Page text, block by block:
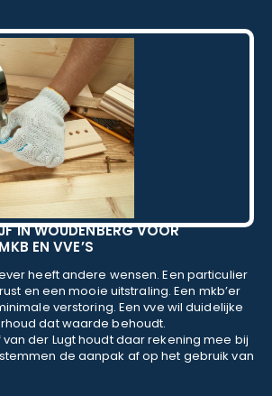
IN WOUDENBERG VOOR
EN VVE’S
heeft andere wensen. Een particulier
en een mooie uitstraling. Een mkb’er
verstoring. Een vve wil duidelijke
dat waarde behoudt.
der Lugt houdt daar rekening mee bij
de aanpak af op het gebruik van